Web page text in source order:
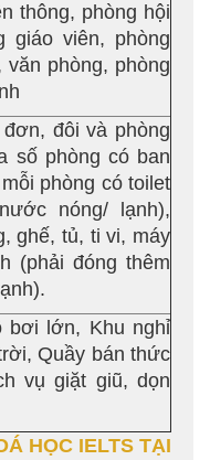
thông, phòng hội
giáo viên, phòng
văn phòng, phòng
đôi và phòng
số phòng có ban
phòng có toilet
nóng/ lạnh),
ghế, tủ, ti vi, máy
(phải đóng thêm
bơi lớn, Khu nghỉ
Quầy bán thức
vụ giặt giũ, dọn
HỌC IELTS TẠI